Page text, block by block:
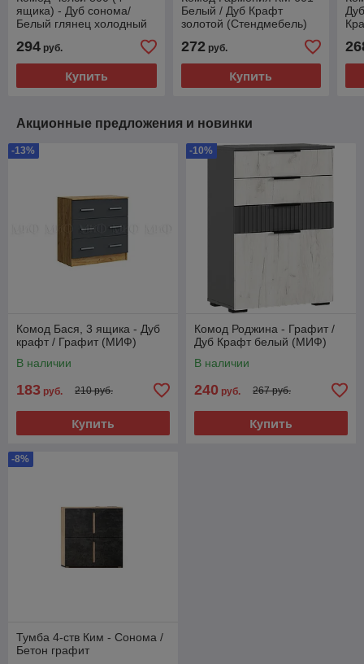
ящика) - Дуб сонома/
Белый глянец холодный
294 руб.
Купить
Белый / Дуб Крафт
золотой (Стендмебель)
272руб.
Купить
Акционные предложения и новинки
-13%
Комод Бася, 3 ящика - Дуб
крафт / Графит (МИФ)
В наличии
183 руб. 210 руб.
Купить
-10%
Комод Роджина - Графит /
Дуб Крафт белый (МИФ)
В наличии
240 руб. 267 руб.
Купить
-8%
Тумба 4-ств Ким - Сонома /
Бетон графит